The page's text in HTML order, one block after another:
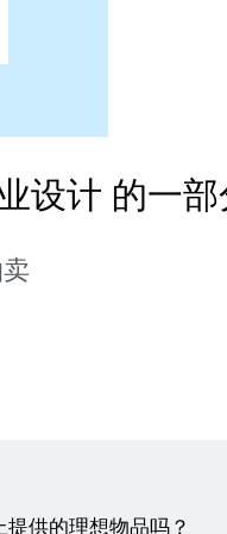
设计 的一
供的理想物品吗？